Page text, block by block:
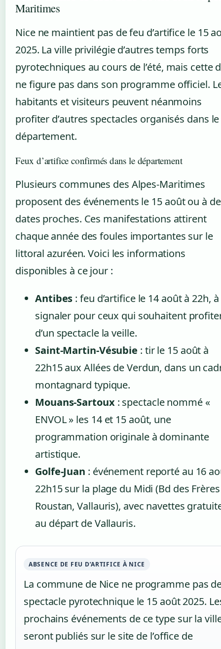
Maritimes
Nice ne maintient pas de feu d’artifice le 15
2025. La ville privilégie d’autres temps forts
pyrotechniques au cours de l’été, mais cette
ne figure pas dans son programme officiel.
habitants et visiteurs peuvent néanmoins
profiter d’autres spectacles organisés dans le
département.
Feux d’artifice confirmés dans le département
Plusieurs communes des Alpes-Maritimes
proposent des événements le 15 août ou à
dates proches. Ces manifestations attirent
chaque année des foules importantes sur le
littoral azuréen. Voici les informations
disponibles à ce jour :
Antibes : feu d’artifice le 14 août à 22h, à
signaler pour ceux qui souhaitent
d’un spectacle la veille.
Saint-Martin-Vésubie : tir le 15 août à
22h15 aux Allées de Verdun, dans un
montagnard typique.
Mouans-Sartoux: spectacle nommé «
ENVOL » les 14 et 15 août, une
programmation originale à dominante
artistique.
Golfe-Juan : événement reporté au 16
22h15 sur la plage du Midi (Bd des Frères
Roustan, Vallauris), avec navettes
au départ de Vallauris.
ABSENCE DE FEU D’ARTIFICE À NICE
La commune de Nice ne programme pas
spectacle pyrotechnique le 15 août 2025.
prochains événements de ce type sur la
seront publiés sur le site de l’office de